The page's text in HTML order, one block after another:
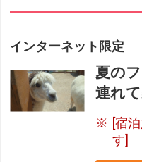
インターネット限定
夏の
連れ
[宿
す]